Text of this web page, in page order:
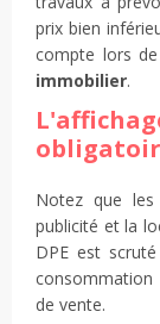
prix bien
compte lors de
immobilier.
Notez que
publicité et la
DPE est
consommation
de vente.